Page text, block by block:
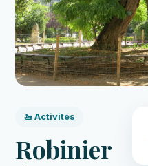
🚤 Activités
Robinier